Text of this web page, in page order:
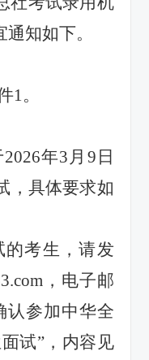
知如下。
1。
2026年3 月 9 日
，具体要求如
的考生，请发
，电子邮
认参加中华全
试”，内容见